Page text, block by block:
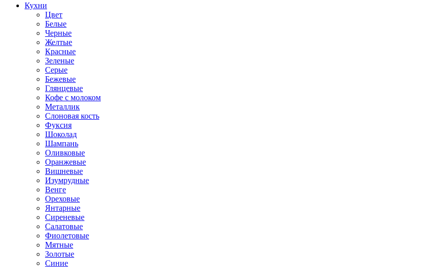
Кухни
Цвет
Белые
Черные
Желтые
Красные
Зеленые
Серые
Бежевые
Глянцевые
Кофе с молоком
Металлик
Слоновая кость
Фуксия
Шоколад
Шампань
Оливковые
Оранжевые
Вишневые
Изумрудные
Венге
Ореховые
Янтарные
Сиреневые
Салатовые
Фиолетовые
Мятные
Золотые
Синие